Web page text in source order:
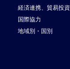
経済連携、貿易投資
国際協力
地域別・国別